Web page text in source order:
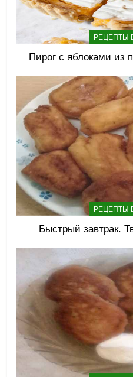
РЕЦЕПТЫ
Пирог с яблоками из
РЕЦЕПТЫ
Быстрый завтрак.